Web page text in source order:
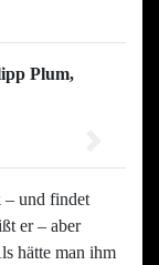
Plum,
– und findet
er – aber
hätte man ihm